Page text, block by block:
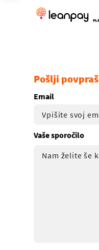
Pošlji
Email
Vaše sporočilo